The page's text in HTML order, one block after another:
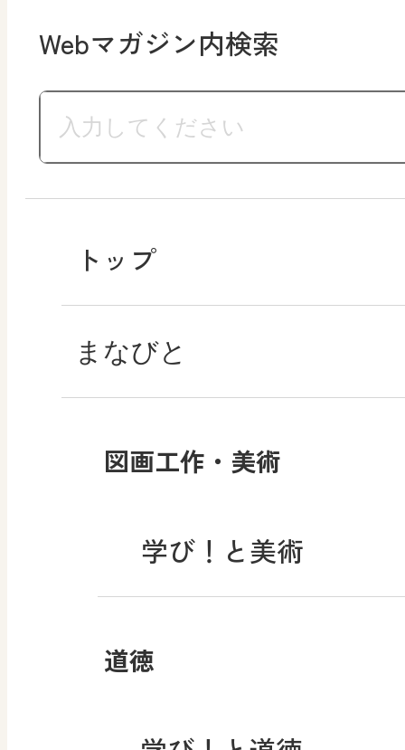
Webマガジン内検索
トップ
まなびと
図画工作・美術
学び！と美術
道徳